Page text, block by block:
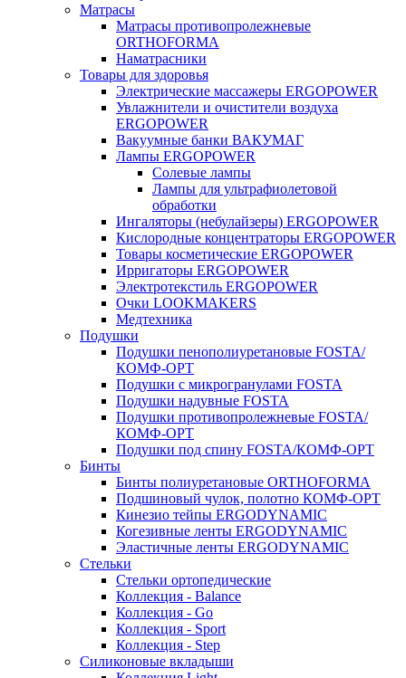
Матрасы
Матрасы противопролежневые
ORTHOFORMA
Наматрасники
Товары для здоровья
Электрические массажеры ERGOPOWER
Увлажнители и очистители воздуха
ERGOPOWER
Вакуумные банки ВАКУМАГ
Лампы ERGOPOWER
Солевые лампы
Лампы для ультрафиолетовой
обработки
Ингаляторы (небулайзеры) ERGOPOWER
Кислородные концентраторы ERGOPOWER
Товары косметические ERGOPOWER
Ирригаторы ERGOPOWER
Электротекстиль ERGOPOWER
Очки LOOKMAKERS
Медтехника
Подушки
Подушки пенополиуретановые FOSTA/
КОМФ-ОРТ
Подушки с микрогранулами FOSTA
Подушки надувные FOSTA
Подушки противопролежневые FOSTA/
КОМФ-ОРТ
Подушки под спину FOSTA/КОМФ-ОРТ
Бинты
Бинты полиуретановые ORTHOFORMA
Подшиновый чулок, полотно КОМФ-ОРТ
Кинезио тейпы ERGODYNAMIC
Когезивные ленты ERGODYNAMIC
Эластичные ленты ERGODYNAMIC
Стельки
Стельки ортопедические
Коллекция - Balance
Коллекция - Go
Коллекция - Sport
Коллекция - Step
Силиконовые вкладыши